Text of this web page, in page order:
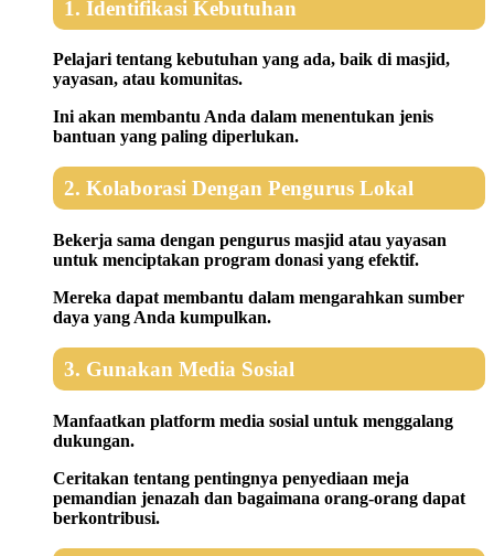
1. Identifikasi Kebutuhan
Pelajari tentang kebutuhan yang ada, baik di masjid,
yayasan, atau komunitas.
Ini akan membantu Anda dalam menentukan jenis
bantuan yang paling diperlukan.
2. Kolaborasi Dengan Pengurus Lokal
Bekerja sama dengan pengurus masjid atau yayasan
untuk menciptakan program donasi yang efektif.
Mereka dapat membantu dalam mengarahkan sumber
daya yang Anda kumpulkan.
3. Gunakan Media Sosial
Manfaatkan platform media sosial untuk menggalang
dukungan.
Ceritakan tentang pentingnya penyediaan meja
pemandian jenazah dan bagaimana orang-orang dapat
berkontribusi.